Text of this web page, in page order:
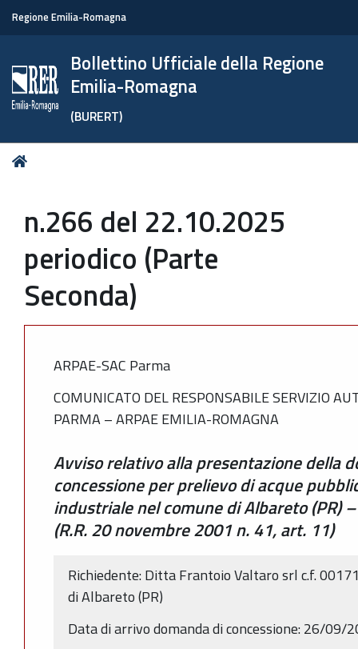
Regione Emilia-Romagna
Bollettino Ufficiale della Regione
Emilia-Romagna
(BURERT)
Tu
n.266 del 22.10.2025
periodico (Parte
Seconda)
ARPAE-SAC Parma
COMUNICATO DEL RESPONSABILE SERVIZIO
PARMA – ARPAE EMILIA-ROMAGNA
Avviso relativo alla presentazione della
concessione per prelievo di acque
industriale nel comune di Albareto (PR)
(R.R. 20 novembre 2001 n. 41, art. 11)
Richiedente: Ditta Frantoio Valtaro srl c.f.
di Albareto (PR)
Data di arrivo domanda di concessione: 26/09/